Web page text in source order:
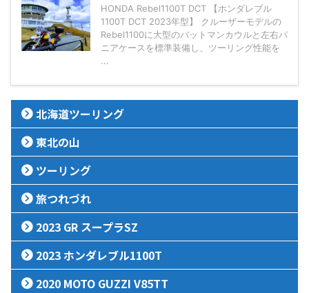
HONDA Rebel1100T DCT 【ホンダレブル
1100T DCT 2023年型】 クルーザーモデルの
Rebel1100に大型のバットマンカウルと左右パ
ニアケースを標準装備し、ツーリング性能を
...
北海道ツーリング
東北の山
ツーリング
旅つれづれ
2023 GR スープラSZ
2023 ホンダレブル1100T
2020 MOTO GUZZI V85TT